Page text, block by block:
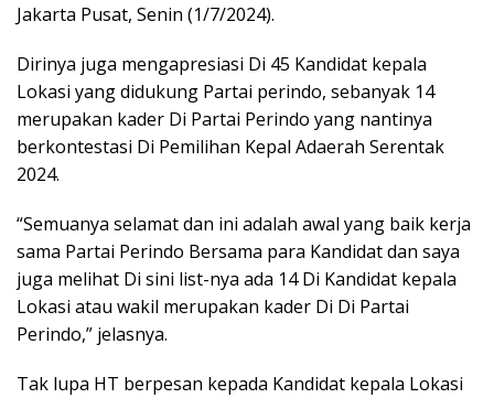
Jakarta Pusat, Senin (1/7/2024).
Dirinya juga mengapresiasi Di 45 Kandidat kepala
Lokasi yang didukung Partai perindo, sebanyak 14
merupakan kader Di Partai Perindo yang nantinya
berkontestasi Di Pemilihan Kepal Adaerah Serentak
2024.
“Semuanya selamat dan ini adalah awal yang baik kerja
sama Partai Perindo Bersama para Kandidat dan saya
juga melihat Di sini list-nya ada 14 Di Kandidat kepala
Lokasi atau wakil merupakan kader Di Di Partai
Perindo,” jelasnya.
Tak lupa HT berpesan kepada Kandidat kepala Lokasi